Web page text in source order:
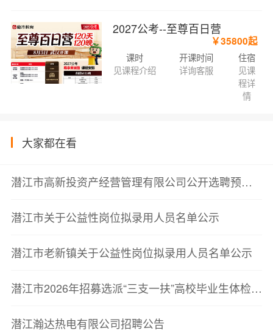
2027公考--至尊百日营
￥35800起
课时
见课程介绍
开课时间
详询客服
住宿
见课
程详
情
大家都在看
潜江市高新投资产经营管理有限公司公开选聘预公告
潜江市关于公益性岗位拟录用人员名单公示
潜江市老新镇关于公益性岗位拟录用人员名单公示
潜江市2026年招募选派“三支一扶”高校毕业生体检递补公告
潜江瀚达热电有限公司招聘公告